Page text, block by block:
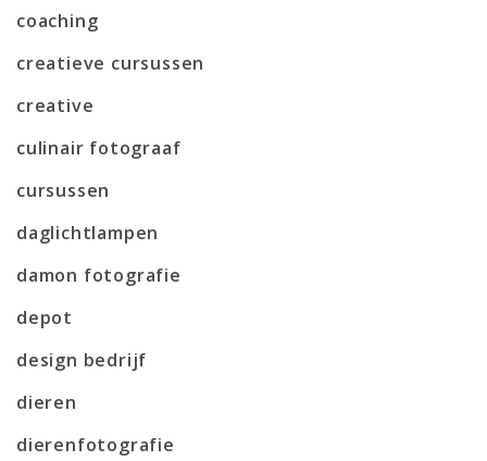
coaching
creatieve cursussen
creative
culinair fotograaf
cursussen
daglichtlampen
damon fotografie
depot
design bedrijf
dieren
dierenfotografie